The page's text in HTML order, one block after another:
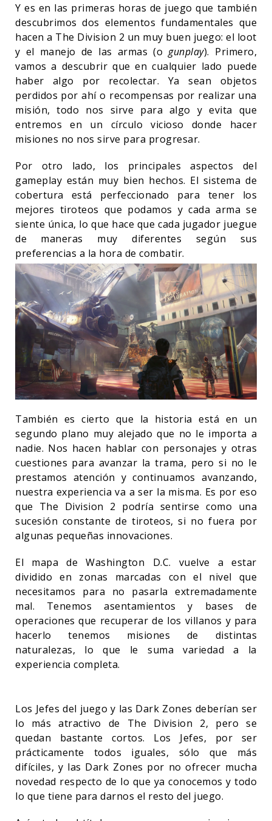
Y es en las primeras horas de juego que también
descubrimos dos elementos fundamentales que
hacen a The Division 2 un muy buen juego: el loot
y el manejo de las armas (ogunplay). Primero,
vamos a descubrir que en cualquier lado puede
haber algo por recolectar. Ya sean objetos
perdidos por ahí o recompensas por realizar una
misión, todo nos sirve para algo y evita que
entremos en un círculo vicioso donde hacer
misiones no nos sirve para progresar.
Por otro lado, los principales aspectos del
gameplay están muy bien hechos. El sistema de
cobertura está perfeccionado para tener los
mejores tiroteos que podamos y cada arma se
siente única, lo que hace que cada jugador juegue
de maneras muy diferentes según sus
preferencias a la hora de combatir.
También es cierto que la historia está en un
segundo plano muy alejado que no le importa a
nadie. Nos hacen hablar con personajes y otras
cuestiones para avanzar la trama, pero si no le
prestamos atención y continuamos avanzando,
nuestra experiencia va a ser la misma. Es por eso
que The Division 2 podría sentirse como una
sucesión constante de tiroteos, si no fuera por
algunas pequeñas innovaciones.
El mapa de Washington D.C. vuelve a estar
dividido en zonas marcadas con el nivel que
necesitamos para no pasarla extremadamente
mal. Tenemos asentamientos y bases de
operaciones que recuperar de los villanos y para
hacerlo tenemos misiones de distintas
naturalezas, lo que le suma variedad a la
experiencia completa.
Los Jefes del juego y las Dark Zones deberían ser
lo más atractivo de The Division 2, pero se
quedan bastante cortos. Los Jefes, por ser
prácticamente todos iguales, sólo que más
difíciles, y las Dark Zones por no ofrecer mucha
novedad respecto de lo que ya conocemos y todo
lo que tiene para darnos el resto del juego.